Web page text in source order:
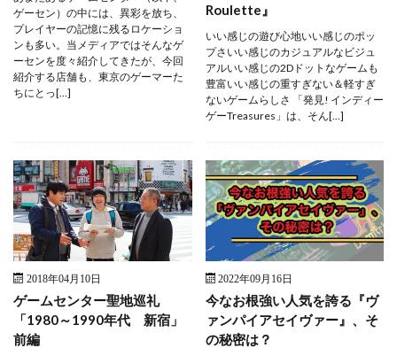
ゲーセン）の中には、異彩を放ち、
プレイヤーの記憶に残るロケーショ
ンも多い。当メディアではそんなゲ
ーセンを度々紹介してきたが、今回
紹介する店舗も、東京のゲーマーた
ちにとっ[…]
Roulette』
いい感じの遊び心地いい感じのポッ
プさいい感じのカジュアルなビジュ
アルいい感じの2Dドットなゲームも
豊富いい感じの重すぎない＆軽すぎ
ないゲームらしさ 「発見! インディー
ゲーTreasures」は、そん[…]
2018年04月10日
ゲームセンター聖地巡礼
「1980～1990年代 新宿」
前編
2022年09月16日
今なお根強い人気を誇る『ヴ
ァンパイアセイヴァー』、そ
の秘密は？